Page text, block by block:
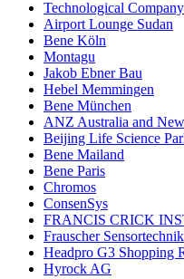
Technological Company
Airport Lounge Sudan
Bene Köln
Montagu
Jakob Ebner Bau
Hebel Memmingen
Bene München
ANZ Australia and
Beijing Life Science
Bene Mailand
Bene Paris
Chromos
ConsenSys
FRANCIS CRICK
Frauscher Sensortechnik
Headpro G3 Shopping
Hyrock AG